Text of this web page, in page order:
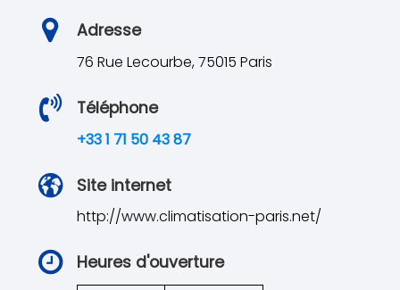
Adresse
76 Rue Lecourbe, 75015 Paris
Téléphone
+33 1 71 50 43 87
Site internet
http://www.climatisation-paris.net/
Heures d'ouverture